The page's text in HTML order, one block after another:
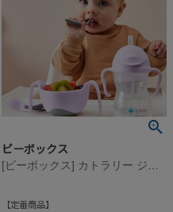
ビーボックス
[ビーボックス] カトラリー ジェラートシリーズ ボイセンベリー
定番商品